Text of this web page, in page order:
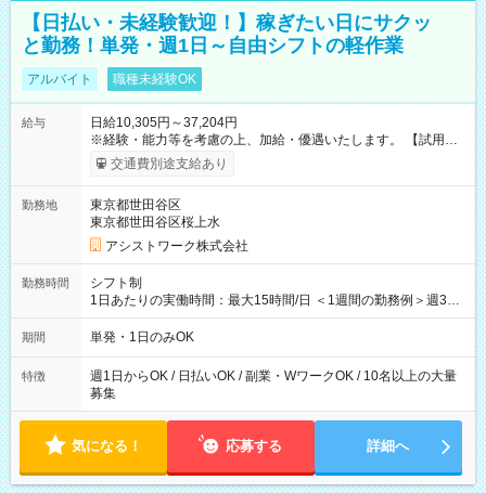
【日払い・未経験歓迎！】稼ぎたい日にサクッ
と勤務！単発・週1日～自由シフトの軽作業
アルバイト 職種未経験OK
給与
日給10,305円～37,204円
※経験・能力等を考慮の上、加給・優遇いたします。 【試用期
間】試用期間なし
交通費別途支給あり
勤務地
東京都世田谷区
東京都世田谷区桜上水
アシストワーク株式会社
勤務時間
シフト制
1日あたりの実働時間：最大15時間/日 ＜1週間の勤務例＞週3回
勤務 勤務：月・水・金 休み：火・木・土・日 好きな時にお仕事
可能です！ ※1日あたりの最大実働時間は日勤、夜勤共に勤務し
期間 単発・1日のみOK
特徴
週1日からOK / 日払いOK / 副業・WワークOK / 10名以上の大量
募集
気になる！ 応募する 詳細へ